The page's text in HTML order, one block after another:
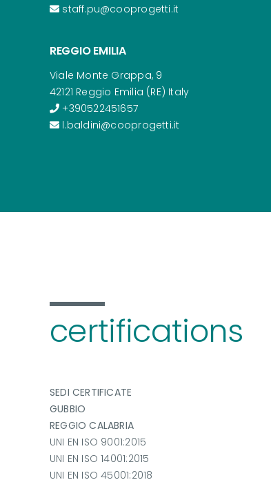
staff.pu@cooprogetti.it
REGGIO EMILIA
Viale Monte Grappa, 9
42121 Reggio Emilia (RE) Italy
+390522451657
l.baldini@cooprogetti.it
certifications
SEDI CERTIFICATE
GUBBIO
REGGIO CALABRIA
UNI EN ISO 9001:2015
UNI EN ISO 14001:2015
UNI EN ISO 45001:2018